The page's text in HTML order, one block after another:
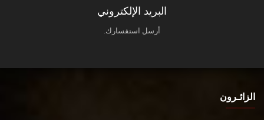
البريد الإلكتروني
أرسل استفسارك.
الزائـرون